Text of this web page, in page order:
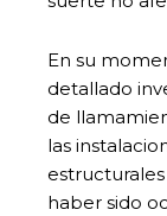
En su
detallado
de
las
haber sido